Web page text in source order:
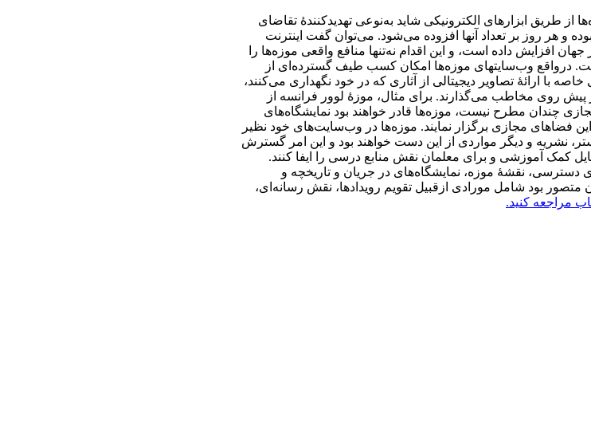
طریق ابزارهای الکترونیکی شاید به‌نوعی تهدیدکنندۀ تقاضای
و هر روز بر تعداد آنها افزوده می‌شود. می‌توان گفت اینترنت
افزایش داده است، و این اقدام نه‌تنها منافع واقعی موزه‌ها را
درواقع وب‌سایت­های موزه‌ها امکان کسب طیف گسترده‌ای از
با ارائۀ تصاویر دیجیتالی از آثاری که در خود نگهداری می‌کنند،
روی مخاطب می‌گذارند. برای مثال، موزۀ ‌لوور فرانسه از
چندان مطرح نیست، موزه‌ها قادر خواهند بود نمایشگاه‌های
فضاهای مجازی برگزار نمایند. موزه‌ها در وب‌سایت‌­های خود نظیر
نشریه و دیگر مواردی از این دست خواهند بود و این امر گسترش
کمک آموزشی و برای معلمان نقش منابع درسی را ایفا کنند.
دسترسی، نقشۀ موزه، نمایشگاه‌های در جریان و تاریخچه و
بود شامل مورادی ازقبیل تقویم رویدادها، نقش رسانه‌ای،
مراجعه کنید.